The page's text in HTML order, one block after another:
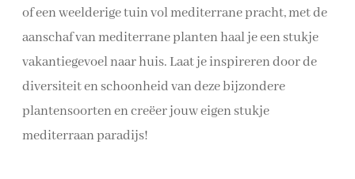
of een weelderige tuin vol mediterrane pracht, met de
aanschaf van mediterrane planten haal je een stukje
vakantiegevoel naar huis. Laat je inspireren door de
diversiteit en schoonheid van deze bijzondere
plantensoorten en creëer jouw eigen stukje
mediterraan paradijs!